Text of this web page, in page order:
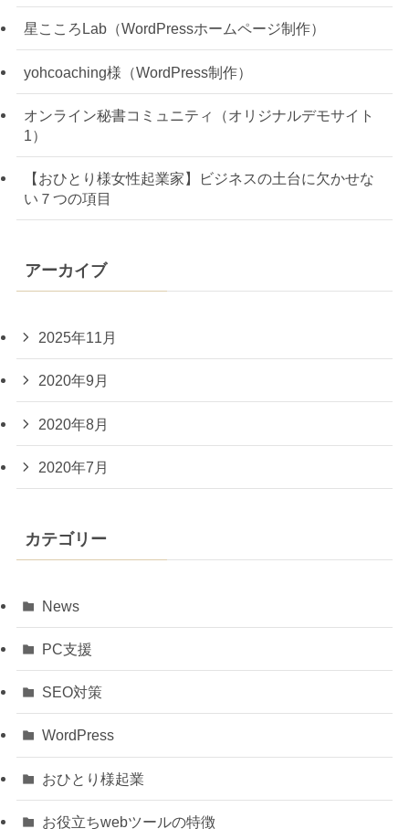
星こころLab（WordPressホームページ制作）
yohcoaching様（WordPress制作）
オンライン秘書コミュニティ（オリジナルデモサイト
1）
【おひとり様女性起業家】ビジネスの土台に欠かせな
い７つの項目
アーカイブ
2025年11月
2020年9月
2020年8月
2020年7月
カテゴリー
News
PC支援
SEO対策
WordPress
おひとり様起業
お役立ちwebツールの特徴